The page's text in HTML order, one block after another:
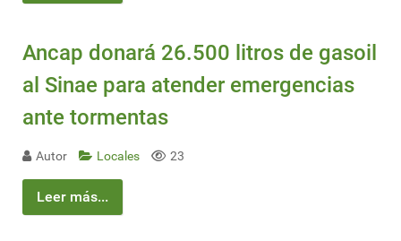
Ancap donará 26.500 litros de gasoil
al Sinae para atender emergencias
ante tormentas
Autor Locales 23
Leer más...